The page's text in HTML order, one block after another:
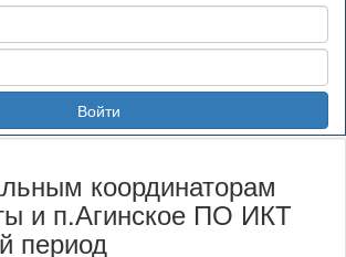
Войти
координаторам
и п.Агинское ПО ИКТ
период